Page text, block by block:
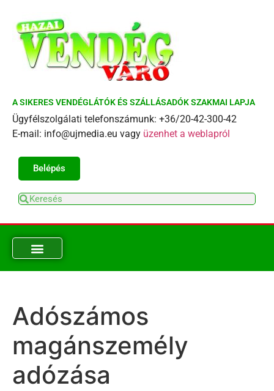
A SIKERES VENDÉGLÁTÓK ÉS SZÁLLÁSADÓK SZAKMAI LAPJA
Ügyfélszolgálati telefonszámunk: +36/20-42-300-42
E-mail: info@ujmedia.eu vagy üzenhet a weblapról
Belépés
Adószámos
magánszemély
adózása